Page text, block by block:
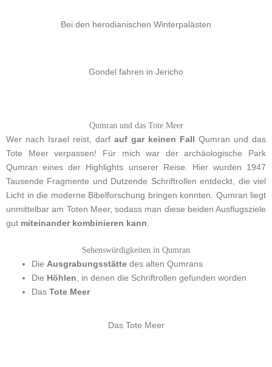
Bei den herodianischen Winterpalästen
Gondel fahren in Jericho
Qumran und das Tote Meer
Wer nach Israel reist, darf auf gar keinen Fall Qumran und das
Tote Meer verpassen! Für mich war der archäologische Park
Qumran eines der Highlights unserer Reise. Hier wurden 1947
Tausende Fragmente und Dutzende Schriftrollen entdeckt, die viel
Licht in die moderne Bibelforschung bringen konnten. Qumran liegt
unmittelbar am Toten Meer, sodass man diese beiden Ausflugsziele
gut miteinander kombinieren kann
Sehenswürdigkeiten in Qumran
Die Ausgrabungsstätte des alten Qumrans
Die Höhlen , in denen die Schriftrollen gefunden worden
Das Tote Meer
Das Tote Meer